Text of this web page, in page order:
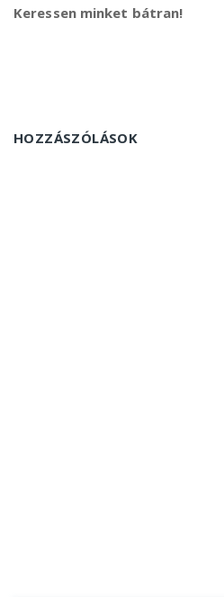
Keressen minket bátran!
HOZZÁSZÓLÁSOK